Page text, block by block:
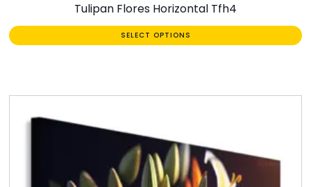
Tulipan Flores Horizontal Tfh4
SELECT OPTIONS